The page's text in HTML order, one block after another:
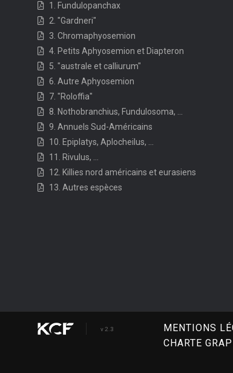
16-18 oct 2026
1. Fundulopanchax
2. "Gardneri"
3. Chromaphyosemion
4. Petits Aphyosemion et Diapteron
5. "australe et calliurum"
6. Autre Aphyosemion
7. "Roloffia"
8. Nothobranchius, Fundulosoma, ...
9. Annuels Sud-Américains
10. Epiplatys, Aplocheilus, ...
11. Rivulus, ...
12. Killies nord américains et eurasiens
13. Autres espèces
v 2.3 MENTIONS
CHARTE